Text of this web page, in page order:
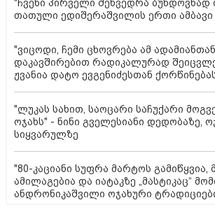
"ჩვენი პირველი შეხვედრა ბუნდოვნად
თათული ედიშერაშვილის ერთი ამბავი
"ვიცოდი, ჩემი ცხოვრება ამ
დაკავშირებით რადიკალურად
ჟვანია დატო ევგენიძესთან
"ლუკას სახით, საოცარი საჩუქარი
ოჯახს" - ნინი გველესიანი დედობაზე,
სიყვარულზე
"80-კაციანი სუფრა მარტოს გამიწყვია,
ამილაგებია და იატაკზე „მასტიკაც“
ანდრონიკაშვილი ოჯახური